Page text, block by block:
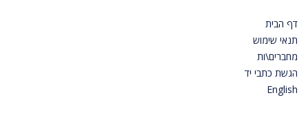
דף הבית
תנאי שימוש
מחברים\ות
הגשת כתבי יד
English